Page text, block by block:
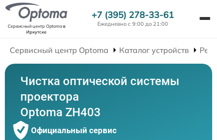
Сервисный центр Optomaв
Иркутске
+7 (395) 278-33-61
Ежедневно с 9:00 до 21:00
Сервисный центр Optoma Каталог устройств
Чистка оптической системы
проектора
Optoma ZH403
Официальный сервис